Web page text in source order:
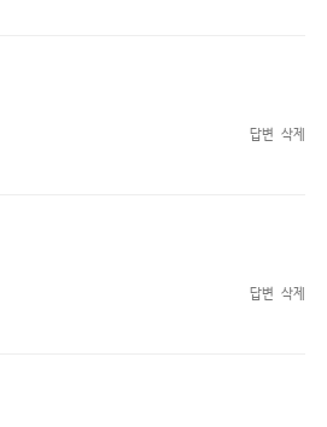
답변 삭제
답변 삭제